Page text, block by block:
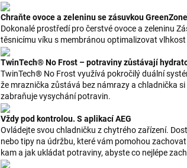
Chraňte ovoce a zeleninu se zásuvkou
Dokonalé prostředí pro čerstvé ovoce a zeleninu
těsnicímu víku s membránou optimalizovat
TwinTech® No Frost – potraviny zůstávají
TwinTech® No Frost využívá pokročilý duální
že mraznička zůstává bez námrazy a chladnička
zabraňuje vysychání potravin.
Vždy pod kontrolou. S aplikací AEG
Ovládejte svou chladničku z chytrého zařízení.
nebo tipy na údržbu, které vám pomohou
kam a jak ukládat potraviny, abyste co nejlépe